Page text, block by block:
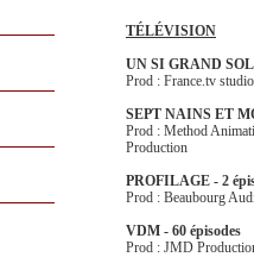
TÉLÉVISION
UN SI GRAND
Prod : France.tv
SEPT NAINS ET
Prod : Method
Production
PROFILAGE - 2
Prod : Beaubourg
VDM - 60 épisodes
Prod : JMD